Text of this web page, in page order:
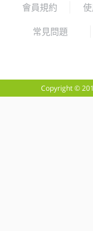
會員規約
常見問題
Copyright ©